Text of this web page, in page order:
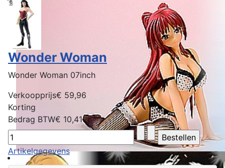
Wonder Woman
Wonder Woman 07inch
Verkoopprijs€ 59,96
Korting
Bedrag BTW€ 10,41
Artikelgegevens